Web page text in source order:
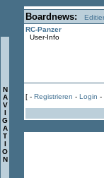
N
A
V
I
G
A
T
I
O
N
Boardnews:
RC-Panzer
User-Info
[ - Registrieren - Login -